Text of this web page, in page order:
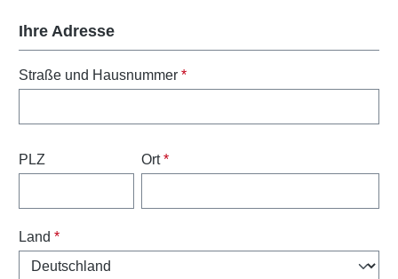
Ihre Adresse
Straße und Hausnummer *
PLZ Ort*
Land *